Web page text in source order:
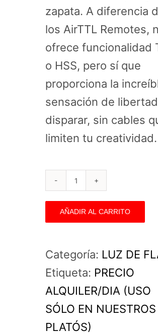
zapata. A diferencia
los AirTTL Remotes,
ofrece funcionalidad
o HSS, pero sí que
proporciona la
sensación de
disparar, sin cables
limiten tu creatividad.
Profoto
Remote
Air
cantidad
AÑADIR AL CARRITO
Categoría: LUZ DE
Etiqueta: PRECIO
ALQUILER/DIA (USO
SÓLO EN NUESTROS
PLATÓS)